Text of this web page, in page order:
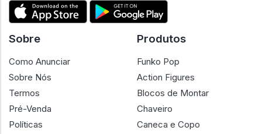
Sobre
Como Anunciar
Sobre Nós
Termos
Pré-Venda
Políticas
Produtos
Funko Pop
Action Figures
Blocos de Montar
Chaveiro
Caneca e Copo